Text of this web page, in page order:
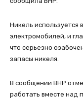
Никель используется
электромобилей, и
что серьезно
запасы никеля.
В сообщении BHP
работать вместе над